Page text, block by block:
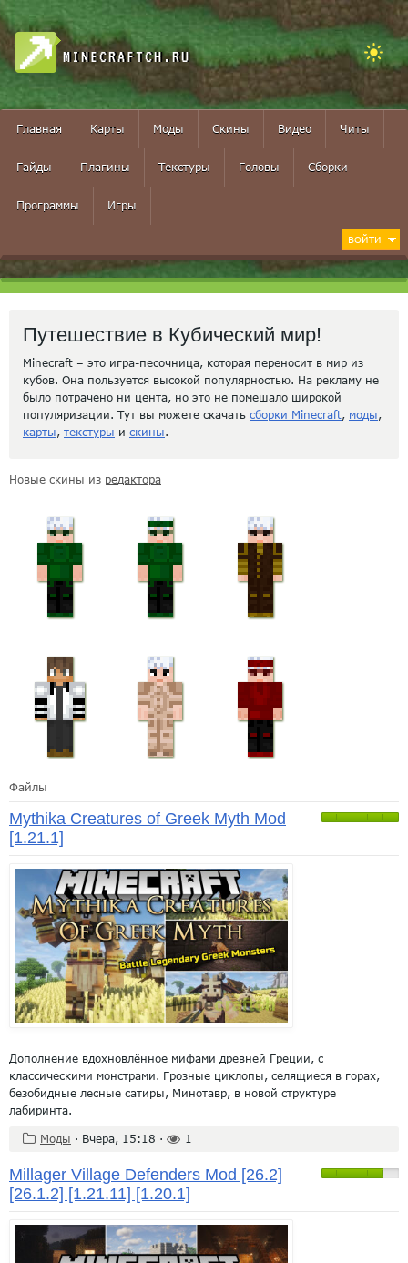
MINECRAFTCH.RU
Главная Карты Моды Скины Видео Читы
Гайды Плагины Текстуры Головы Сборки
Программы Игры
ВОЙТИ
Путешествие в Кубический мир!
Minecraft – это игра-песочница, которая переносит в мир из
кубов. Она пользуется высокой популярностью. На рекламу не
было потрачено ни цента, но это не помешало широкой
популяризации. Тут вы можете скачать сборки Minecraft, моды,
карты, текстуры и скины.
Новые скины из редактора
Файлы
Mythika Creatures of Greek Myth Mod
[1.21.1]
Дополнение вдохновлённое мифами древней Греции, с
классическими монстрами. Грозные циклопы, селящиеся в горах,
безобидные лесные сатиры, Минотавр, в новой структуре
лабиринта.
Моды · Вчера, 15:18 · 1
Millager Village Defenders Mod [26.2]
[26.1.2] [1.21.11] [1.20.1]